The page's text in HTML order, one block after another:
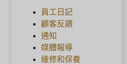
員工日記
顧客反饋
通知
媒體報導
維修和保養